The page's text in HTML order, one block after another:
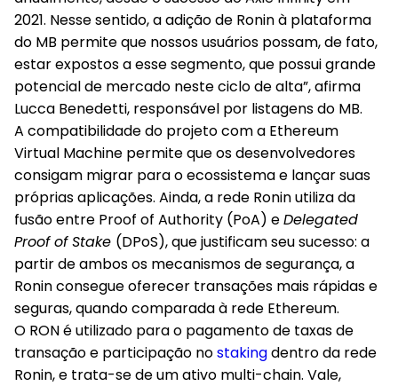
2021. Nesse sentido, a adição de Ronin à plataforma
do MB permite que nossos usuários possam, de fato,
estar expostos a esse segmento, que possui grande
potencial de mercado neste ciclo de alta”, afirma
Lucca Benedetti, responsável por listagens do MB.
A compatibilidade do projeto com a Ethereum
Virtual Machine permite que os desenvolvedores
consigam migrar para o ecossistema e lançar suas
próprias aplicações. Ainda, a rede Ronin utiliza da
fusão entre Proof of Authority (PoA) eDelegated
Proof of Stake (DPoS), que justificam seu sucesso: a
partir de ambos os mecanismos de segurança, a
Ronin consegue oferecer transações mais rápidas e
seguras, quando comparada à rede Ethereum.
O RON é utilizado para o pagamento de taxas de
transação e participação nostakingdentro da rede
Ronin, e trata-se de um ativo multi-chain. Vale,